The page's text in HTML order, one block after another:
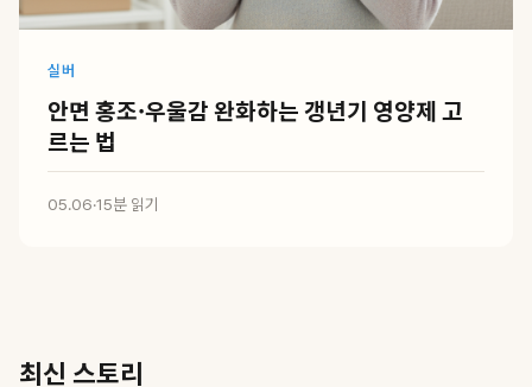
실버
안면 홍조·우울감 완화하는 갱년기 영양제 고
르는 법
05.06·15분 읽기
최신 스토리